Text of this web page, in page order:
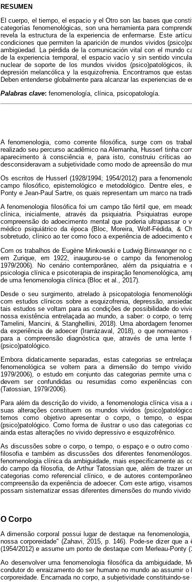
RESUMEN
El cuerpo, el tiempo, el espacio y el Otro son las bases que
categorías fenomenológicas, son una herramienta para
revela la estructura de la experiencia de enfermarse. Este
condiciones que permiten la aparición de mundos vividos
ambigüedad. La pérdida de la comunicación vital con el mundo
de la experiencia temporal, el espacio vacío y sin sentido
nuclear de soporte de los mundos vividos
depresión melancólica y la esquizofrenia. Encontramos que
Deben entenderse globalmente para alcanzar las experiencias de
Palabras clave: fenomenología, clínica, psicopatología.
A fenomenologia, como corrente filosófica, surge com os
realizado seu percurso acadêmico na Alemanha, Husserl tinha
aparecimento à consciência e, para isto, construiu críticas
desconsideravam a subjetividade como modo de apreensão do
Os escritos de Husserl (1928/1994; 1954/2012) para a
campo filosófico, epistemológico e metodológico. Dentre eles,
Ponty e Jean-Paul Sartre, os quais representam um marco na
A fenomenologia filosófica foi um campo tão fértil que, em
clínica, inicialmente, através da psiquiatria. Psiquiatras
compreensão do adoecimento mental que poderia ultrapassar
médico psiquiátrico da época (Bloc, Moreira, Wolf-Fédida, &
sobretudo, clínico ao ter como foco a experiência de adoecimento
Com os trabalhos de Eugène Minkowski e Ludwig Binswanger
em Zurique, em 1922, inaugurou-se o campo da
1979/2006). No cenário contemporâneo, além da psiquiatria
psicologia clínica e psicoterapia de inspiração fenomenológica,
de uma fenomenologia clínica (Bloc et al., 2017).
Desde o seu surgimento, atrelado à psicopatologia
com estudos clínicos sobre a esquizofrenia, depressão,
tais estudos se voltam para as condições de possibilidade do
nossa existência entrelaçada ao mundo, a saber: o corpo, o
Tamelini, Mancini, & Stanghellini, 2018). Uma abordagem
da experiência de adoecer (Irarrázaval, 2018), o que
para a compreensão diagnóstica que, através de uma lente
(psico)patológico.
Embora didaticamente separadas, estas categorias se
fenomenológica se voltem para a dimensão do tempo vivido
1979/2006), o estudo em conjunto das categorias permite uma
devem ser confundidas ou resumidas como experiências
(Tatossian, 1979/2006).
Para além da descrição do vivido, a fenomenologia clínica visa
suas alterações constituem os mundos vividos
temos como objetivo apresentar o corpo, o tempo, o
(psico)patológico. Como forma de ilustrar o uso das categorias
ainda estas alterações no vivido depressivo e esquizofrênico.
As discussões sobre o corpo, o tempo, o espaço e o outro
filosofia e também as discussões dos diferentes
fenomenologia clínica da ambiguidade, mais especificamente as
do campo da filosofia, de Arthur Tatossian que, além de trazer
categorias como referencial clínico, e de autores
compreensão da experiência de adoecer. Com este artigo,
possam sistematizar essas diferentes dimensões do mundo
O Corpo
A dimensão corporal possui lugar de destaque na
nossa corporeidade" (Zahavi, 2015, p. 146). Pode-se dizer que
(1954/2012) e assume um ponto de destaque com Merleau-Ponty
Ao desenvolver uma fenomenologia filosófica da ambiguidade,
condutor do enraizamento do ser humano no mundo ao assumir
corporeidade. Encarnada no corpo, a subjetividade constituindo-